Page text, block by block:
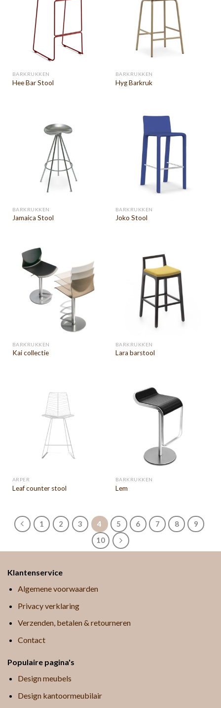
BARKRUKKEN
Hee Bar Stool
BARKRUKKEN
Hyg Barkruk
BARKRUKKEN
Jamaica Stool
BARKRUKKEN
Joko Stool
BARKRUKKEN
Kai collectie
BARKRUKKEN
Lara barstool
ARPER
Leaf counter stool
BARKRUKKEN
Lem
1 2 3 4 5 6 7 8
9
10
Klantenservice
Algemene voorwaarden
Privacy verklaring
Verzenden, betalen & retourneren
Contact
Populaire pagina's
Design meubels
Design kantoormeubilair